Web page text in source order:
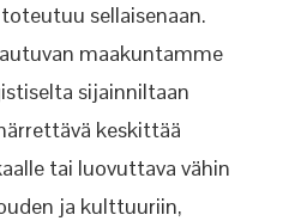
sellaisenaan.
maakuntamme
sijainniltaan
keskittää
tai luovuttava vähin
ja kulttuuriin,